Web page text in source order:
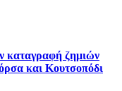
καταγραφή ζημιών
και Κουτσοπόδι